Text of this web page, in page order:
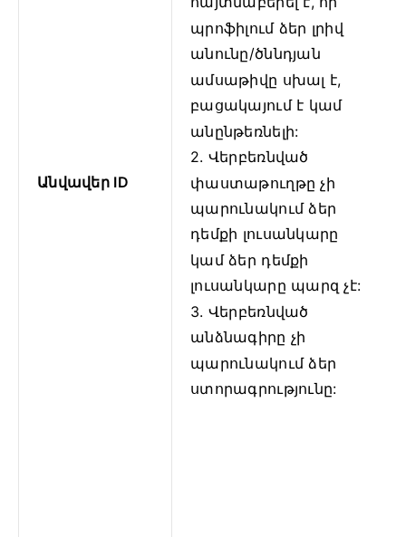
Անվավեր ID
պրոֆիլում ձեր լրիվ
անունը/ծննդյան
ամսաթիվը սխալ է,
բացակայում է կամ
անընթեռնելի:
2. Վերբեռնված
փաստաթուղթը չի
պարունակում ձեր
դեմքի լուսանկարը
կամ ձեր դեմքի
լուսանկարը պարզ չէ:
3. Վերբեռնված
անձնագիրը չի
պարունակում ձեր
ստորագրությունը: